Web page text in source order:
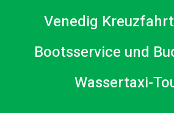
Venedig
Bootsservice und
Wassertaxi-